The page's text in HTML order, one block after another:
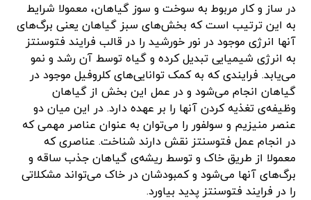
در ساز و کار مربوط به سوخت و سوز گیاهان، معمولا شرایط
به این ترتیب است که بخش‌های سبز گیاهان یعنی برگ‌های
آنها انرژی موجود در نور خورشید را در قالب فرایند فتوسنتز
به انرژی شیمیایی تبدیل کرده و گیاه توسط آن رشد و نمو
می‌یابد. فرایندی که به کمک توانایی‌های کلروفیل موجود در
گیاهان انجام می‌شود و در عمل این بخش از گیاهان
وظیفه‌ی تغذیه‌ کردن آنها را بر عهده دارد. در این میان دو
عنصر منیزیم و سولفور را می‌توان به عنوان عناصر مهمی که
در انجام عمل فتوسنتز نقش دارند شناخت. عناصری که
معمولا از طریق خاک و توسط ریشه‌ی گیاهان جذب ساقه و
برگ‌های آنها می‌شود و کمبودشان در خاک می‌تواند مشکلاتی
را در فرایند فتوسنتز پدید بیاورد.